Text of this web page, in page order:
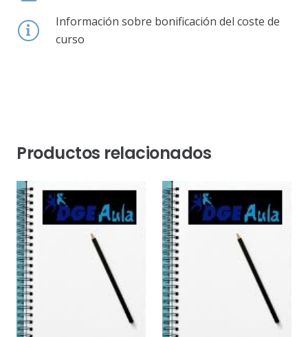
Información sobre bonificación del coste de
curso
Productos relacionados